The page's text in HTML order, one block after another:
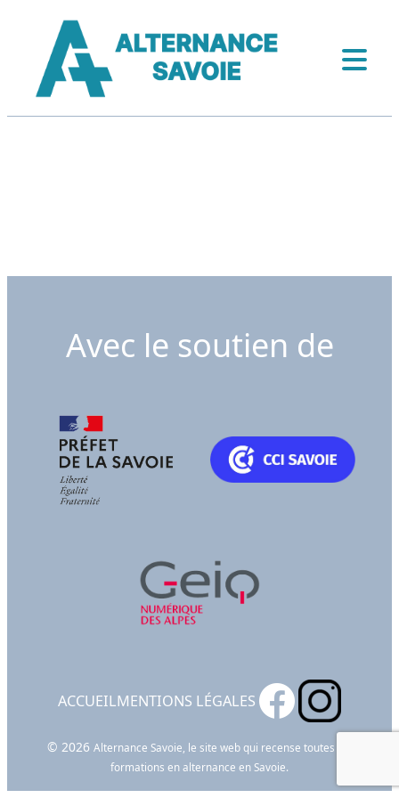
Avec le soutien de
ACCUEILMENTIONS LÉGALES
© 2026 Alternance Savoie, le site web qui recense toutes les
formations en alternance en Savoie.